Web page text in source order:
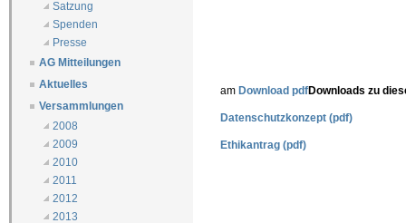
Satzung
Spenden
Presse
AG Mitteilungen
Aktuelles
Versammlungen
2008
2009
2010
2011
2012
2013
am Download pdfDownloads zu
Datenschutzkonzept (pdf)
Ethikantrag (pdf)